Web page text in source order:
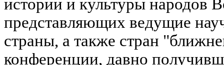
истории и культуры народов
представляющих ведущие
страны, а также стран
конференции, давно